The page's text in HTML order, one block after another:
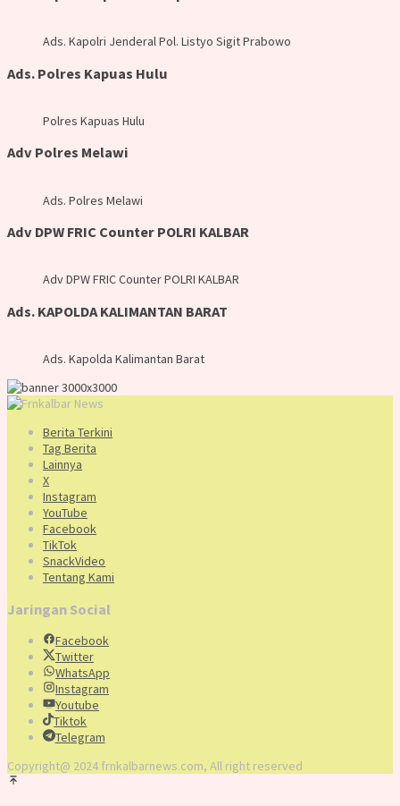
Ads. Kapolri Jenderal Pol. Listyo Sigit Prabowo
Ads. Polres Kapuas Hulu
Polres Kapuas Hulu
Adv Polres Melawi
Ads. Polres Melawi
Adv DPW FRIC Counter POLRI KALBAR
Adv DPW FRIC Counter POLRI KALBAR
Ads. KAPOLDA KALIMANTAN BARAT
Ads. Kapolda Kalimantan Barat
Berita Terkini
Tag Berita
Lainnya
X
Instagram
YouTube
Facebook
TikTok
SnackVideo
Tentang Kami
Jaringan Social
Facebook
Twitter
WhatsApp
Instagram
Youtube
Tiktok
Telegram
Copyright@ 2024 frnkalbarnews.com, All right reserved